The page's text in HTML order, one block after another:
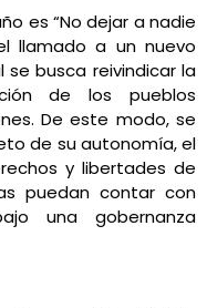
es “No dejar a nadie
llamado a un nuevo
busca reivindicar la
de los pueblos
De este modo, se
de su autonomía, el
y libertades de
puedan contar con
una gobernanza